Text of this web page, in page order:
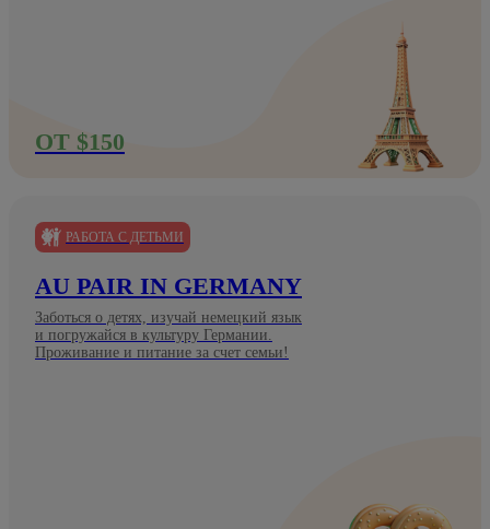
ОТ $150
РАБОТА С ДЕТЬМИ
AU PAIR IN GERMANY
Заботься о детях, изучай немецкий язык
и погружайся в культуру Германии.
Проживание и питание за счет семьи!